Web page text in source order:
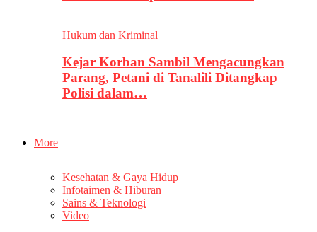
Hukum dan Kriminal
Kejar Korban Sambil Mengacungkan
Parang, Petani di Tanalili Ditangkap
Polisi dalam…
More
Kesehatan & Gaya Hidup
Infotaimen & Hiburan
Sains & Teknologi
Video